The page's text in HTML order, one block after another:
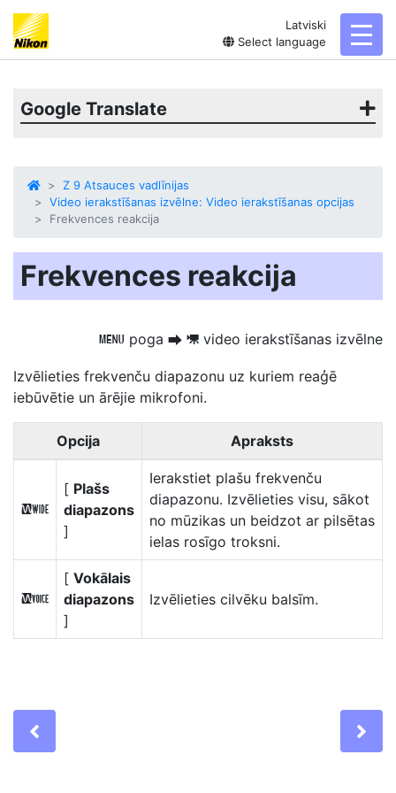
Latviski
Select language
Google Translate
Z 9 Atsauces vadlīnijas
Video ierakstīšanas izvēlne: Video ierakstīšanas opcijas
Frekvences reakcija
Frekvences reakcija
G poga U 1 video ierakstīšanas izvēlne
Izvēlieties frekvenču diapazonu uz kuriem reaģē
iebūvētie un ārējie mikrofoni.
Opcija Apraksts
S
[ Plašs
diapazons
]
Ierakstiet plašu frekvenču
diapazonu. Izvēlieties visu, sākot
no mūzikas un beidzot ar pilsētas
ielas rosīgo troksni.
T
[ Vokālais
diapazons
]
Izvēlieties cilvēku balsīm.